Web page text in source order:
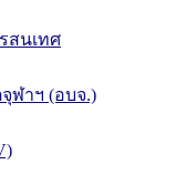
สนเทศ
ฬาฯ (อบจ.)